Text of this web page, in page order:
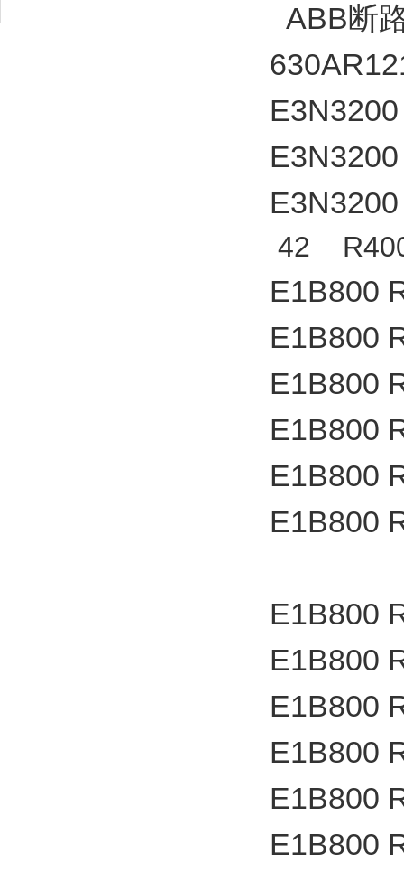
ABB断
42
E1B800
E1B800
E1B800
E1B800
E1B800
E1B800
E1B800
E1B800
E1B800
E1B800
E1B800
E1B800